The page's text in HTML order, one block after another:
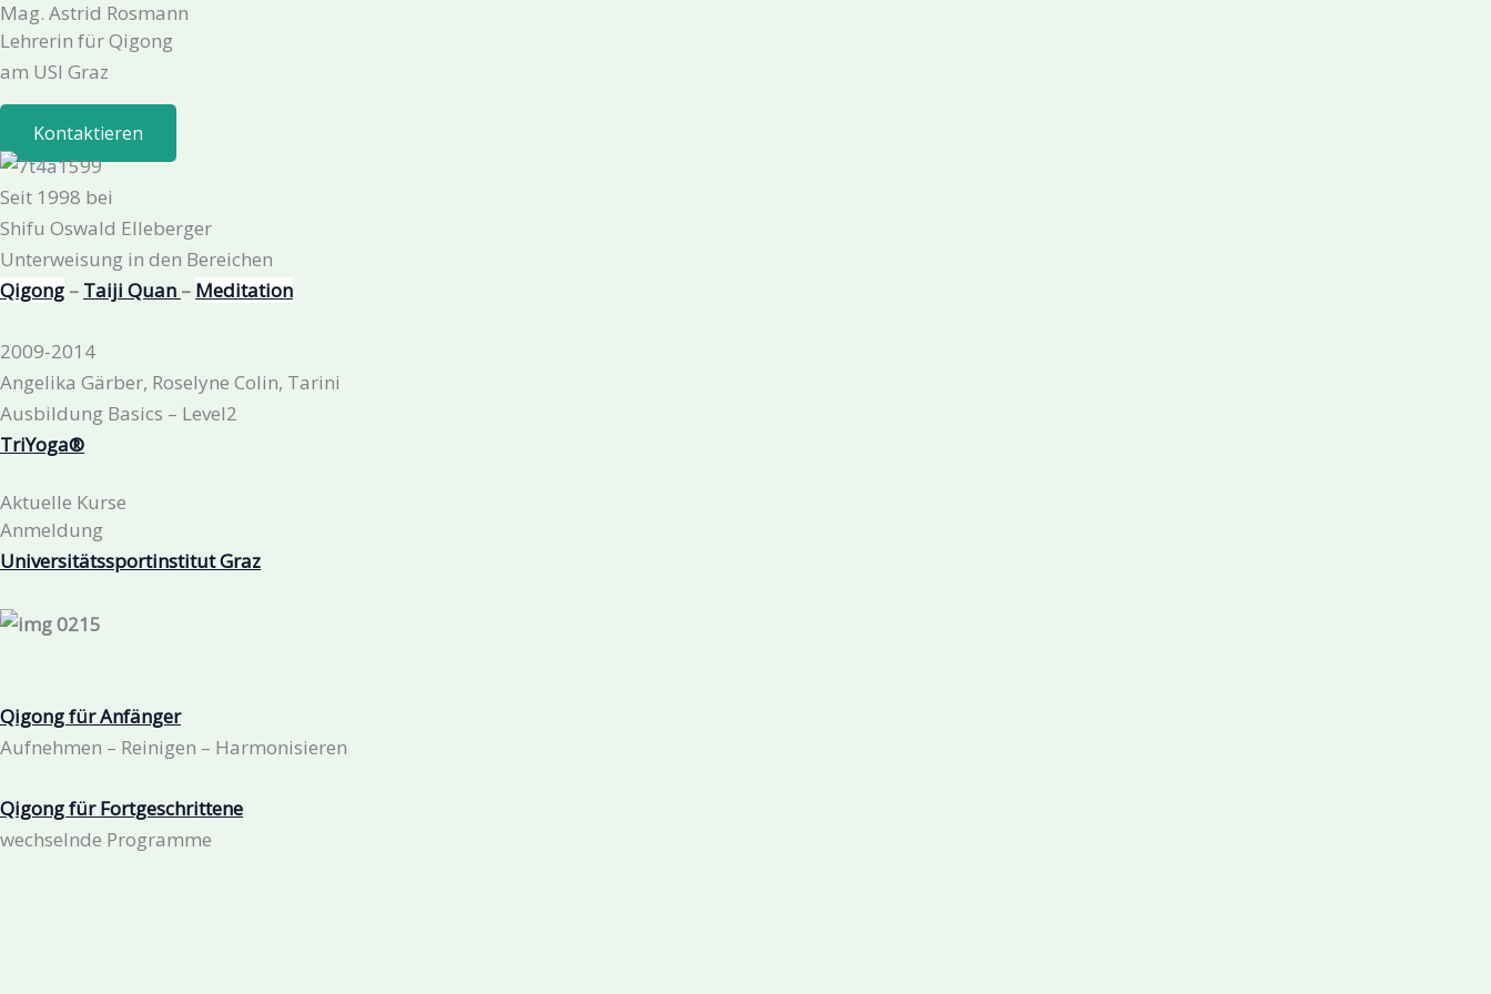
Zum
Inhalt
springen
Mag. Astrid Rosmann
Lehrerin für Qigong
am USI Graz
Kontaktieren
Seit 1998 bei
Shifu Oswald Elleberger
Unterweisung in den Bereichen
Qigong – Taiji Quan – Meditation
2009-2014
Angelika Gärber, Roselyne Colin, Tarini
Ausbildung Basics – Level2
TriYoga®
Aktuelle Kurse
Anmeldung
Universitätssportinstitut Graz
Qigong für Anfänger
Aufnehmen – Reinigen – Harmonisieren
Qigong für Fortgeschrittene
wechselnde Programme